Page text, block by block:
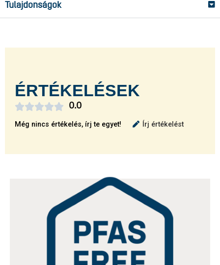
Tulajdonságok
ÉRTÉKELÉSEK
0.0

Még nincs értékelés, írj te egyet! Írj értékelést